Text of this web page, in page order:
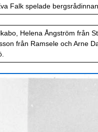
Falk spelade
Helena Ångström från
från Ramsele och Arne